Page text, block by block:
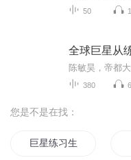
50
全球巨星从
380
您是不是在找：
巨星练习生